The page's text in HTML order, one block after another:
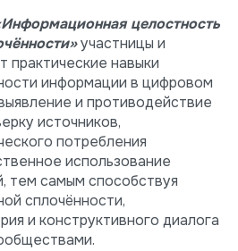
целостность
участницы и
практические навыки
информации в цифровом
и противодействие
источников,
потребления
использование
тем самым способствуя
сплочённости,
и конструктивного диалога